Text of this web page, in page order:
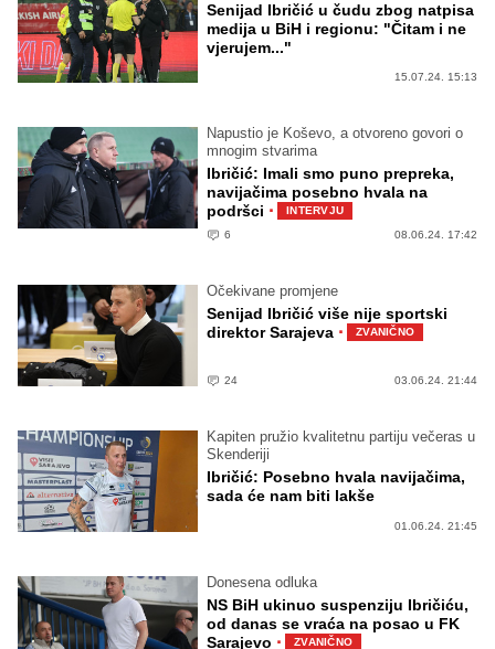
Senijad Ibričić u čudu zbog natpisa
medija u BiH i regionu: "Čitam i ne
vjerujem..."
15.07.24. 15:13
Napustio je Koševo, a otvoreno govori o
mnogim stvarima
Ibričić: Imali smo puno prepreka,
navijačima posebno hvala na
podršci ·
INTERVJU
6
08.06.24. 17:42
Očekivane promjene
Senijad Ibričić više nije sportski
direktor Sarajeva · ZVANIČNO
24 03.06.24. 21:44
Kapiten pružio kvalitetnu partiju večeras u
Skenderiji
Ibričić: Posebno hvala navijačima,
sada će nam biti lakše
01.06.24. 21:45
Donesena odluka
NS BiH ukinuo suspenziju Ibričiću,
od danas se vraća na posao u FK
Sarajevo · ZVANIČNO